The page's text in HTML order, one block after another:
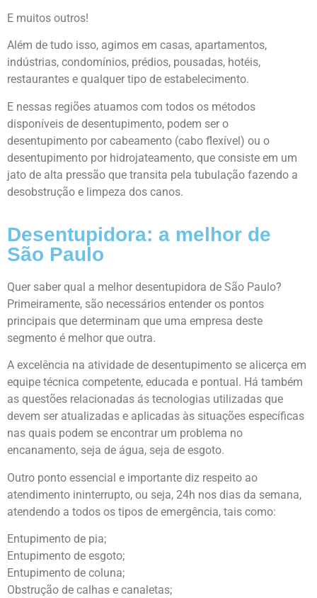
E muitos outros!
Além de tudo isso, agimos em casas, apartamentos,
indústrias, condomínios, prédios, pousadas, hotéis,
restaurantes e qualquer tipo de estabelecimento.
E nessas regiões atuamos com todos os métodos
disponíveis de desentupimento, podem ser o
desentupimento por cabeamento (cabo flexível) ou o
desentupimento por hidrojateamento, que consiste em um
jato de alta pressão que transita pela tubulação fazendo a
desobstrução e limpeza dos canos.
Desentupidora: a melhor de
São Paulo
Quer saber qual a melhor desentupidora de São Paulo?
Primeiramente, são necessários entender os pontos
principais que determinam que uma empresa deste
segmento é melhor que outra.
A excelência na atividade de desentupimento se alicerça em
equipe técnica competente, educada e pontual. Há também
as questões relacionadas ás tecnologias utilizadas que
devem ser atualizadas e aplicadas às situações específicas
nas quais podem se encontrar um problema no
encanamento, seja de água, seja de esgoto.
Outro ponto essencial e importante diz respeito ao
atendimento ininterrupto, ou seja, 24h nos dias da semana,
atendendo a todos os tipos de emergência, tais como:
Entupimento de pia;
Entupimento de esgoto;
Entupimento de coluna;
Obstrução de calhas e canaletas;